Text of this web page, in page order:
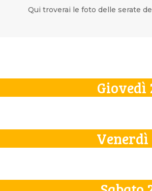
Qui troverai le foto delle serate
Giovedì
Venerdì